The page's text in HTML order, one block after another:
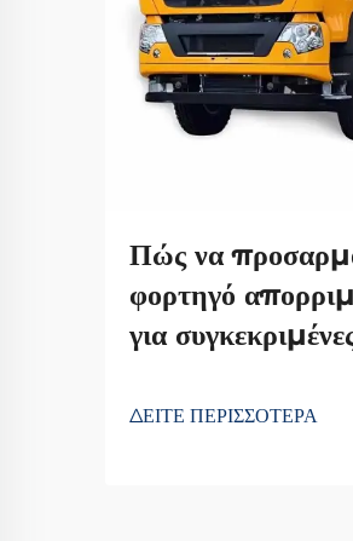
Πώς να
φορτηγό
για
ΔΕΙΤΕ ΠΕΡΙΣΣΟΤΕΡΑ